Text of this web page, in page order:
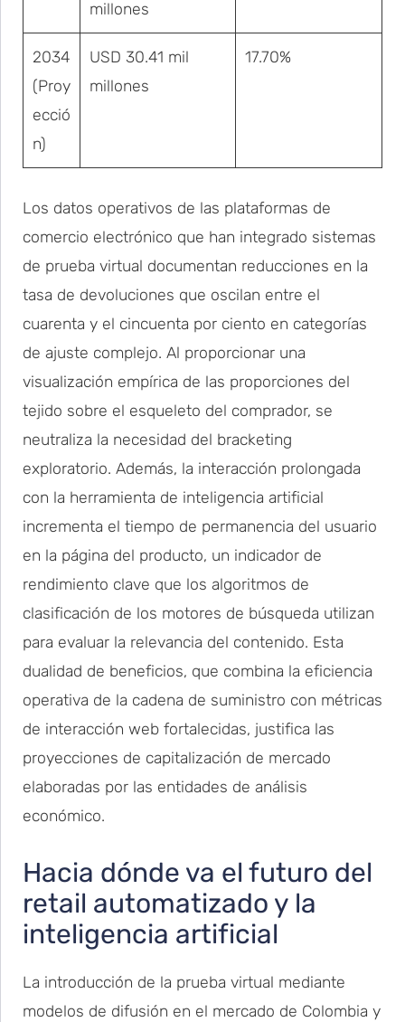
millones
2034
(Proy
ecció
n)
USD 30.41 mil
millones
17.70%
Los datos operativos de las plataformas de
comercio electrónico que han integrado sistemas
de prueba virtual documentan reducciones en la
tasa de devoluciones que oscilan entre el
cuarenta y el cincuenta por ciento en categorías
de ajuste complejo. Al proporcionar una
visualización empírica de las proporciones del
tejido sobre el esqueleto del comprador, se
neutraliza la necesidad del bracketing
exploratorio. Además, la interacción prolongada
con la herramienta de inteligencia artificial
incrementa el tiempo de permanencia del usuario
en la página del producto, un indicador de
rendimiento clave que los algoritmos de
clasificación de los motores de búsqueda utilizan
para evaluar la relevancia del contenido. Esta
dualidad de beneficios, que combina la eficiencia
operativa de la cadena de suministro con métricas
de interacción web fortalecidas, justifica las
proyecciones de capitalización de mercado
elaboradas por las entidades de análisis
económico.
Hacia dónde va el futuro del
retail automatizado y la
inteligencia artificial
La introducción de la prueba virtual mediante
modelos de difusión en el mercado de Colombia y